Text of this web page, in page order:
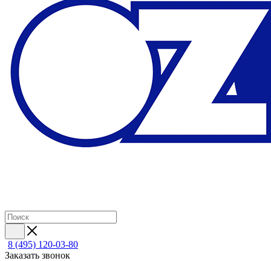
8 (495) 120-03-80
Заказать звонок